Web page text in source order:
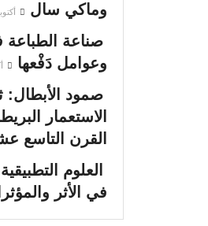
وماكي سال
أكتوبر 21,
صناعة الطباعة
وعوامل دَفْعها
صمود الأبطال:
الاستعمار
القرن التاسع
العلوم
في الأثر